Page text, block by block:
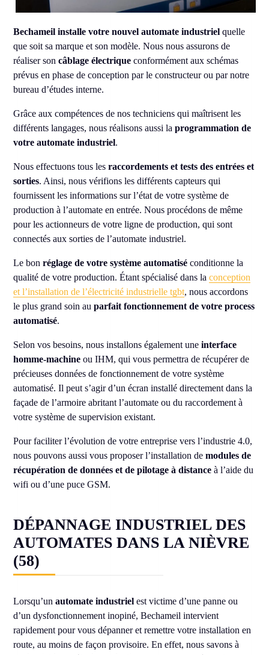
Bechameil installe votre nouvel automate industriel quelle
que soit sa marque et son modèle. Nous nous assurons de
réaliser soncâblage électrique conformément aux schémas
prévus en phase de conception par le constructeur ou par notre
bureau d’études interne.
Grâce aux compétences de nos techniciens qui maîtrisent les
différents langages, nous réalisons aussi laprogrammation de
votre automate industriel.
Nous effectuons tous lesraccordements et tests des entrées et
sorties. Ainsi, nous vérifions les différents capteurs qui
fournissent les informations sur l’état de votre système de
production à l’automate en entrée. Nous procédons de même
pour les actionneurs de votre ligne de production, qui sont
connectés aux sorties de l’automate industriel.
Le bonréglage de votre système automatisé conditionne la
qualité de votre production. Étant spécialisé dans laconception
et l’installation de l’électricité industrielle tgbt, nous accordons
le plus grand soin auparfait fonctionnement de votre process
automatisé.
Selon vos besoins, nous installons également uneinterface
homme-machineou IHM, qui vous permettra de récupérer de
précieuses données de fonctionnement de votre système
automatisé. Il peut s’agir d’un écran installé directement dans la
façade de l’armoire abritant l’automate ou du raccordement à
votre système de supervision existant.
Pour faciliter l’évolution de votre entreprise vers l’industrie 4.0,
nous pouvons aussi vous proposer l’installation demodules de
récupération de données et de pilotage à distance à l’aide du
wifi ou d’une puce GSM.
DÉPANNAGE INDUSTRIEL DES
AUTOMATES DANS LA NIÈVRE
(58)
Lorsqu’unautomate industriel est victime d’une panne ou
d’un dysfonctionnement inopiné, Bechameil intervient
rapidement pour vous dépanner et remettre votre installation en
route, au moins de façon provisoire. En effet, nous savons à